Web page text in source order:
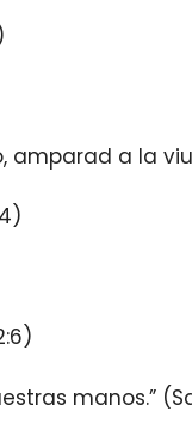
a la
manos.”